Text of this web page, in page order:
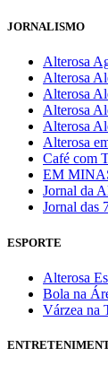
JORNALISMO
Alterosa
Alterosa
Alterosa
Alterosa
Alterosa
Alterosa
Café com
EM
Jornal da
Jornal das
ESPORTE
Alterosa
Bola na
Várzea na